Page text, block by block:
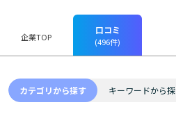
企業TOP
口コミ
(496件)
カテゴリから探す キーワードから